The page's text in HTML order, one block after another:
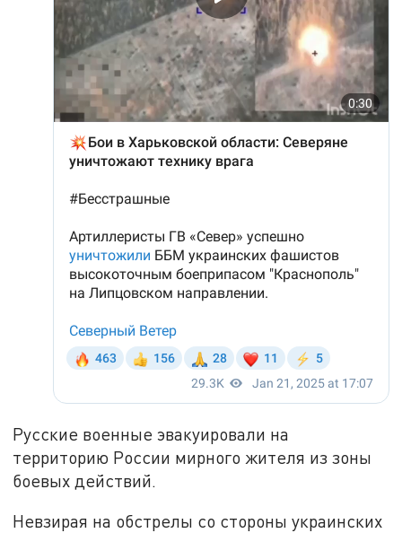
Русские военные эвакуировали на
территорию России мирного жителя из зоны
боевых действий.
Невзирая на обстрелы со стороны украинских